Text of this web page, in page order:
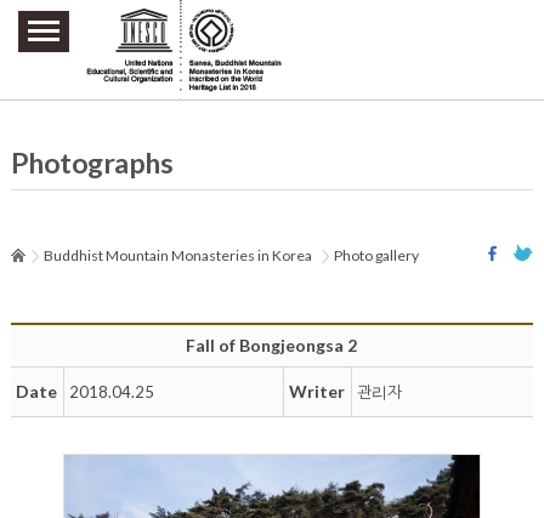
주요메뉴 바로가기
본문 바로가기
하단메뉴 바로가기
Photographs
Buddhist Mountain Monasteries in Korea Photo gallery
Fall of Bongjeongsa 2
Date 2018.04.25 Writer 관리자